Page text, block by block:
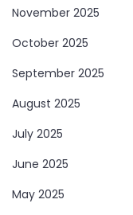
November 2025
October 2025
September 2025
August 2025
July 2025
June 2025
May 2025